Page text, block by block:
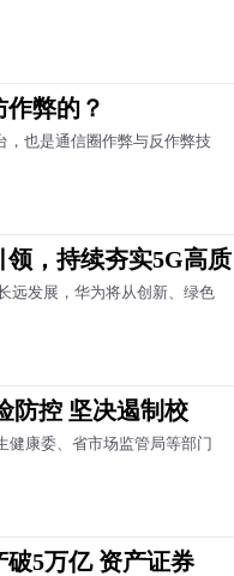
弊的？
，也是通信圈作弊与反作弊技
，持续夯实5G高质
远发展，华为将从创新、绿色
防控 坚决遏制校
健康委、省市场监管局等部门
5万亿 资产证券